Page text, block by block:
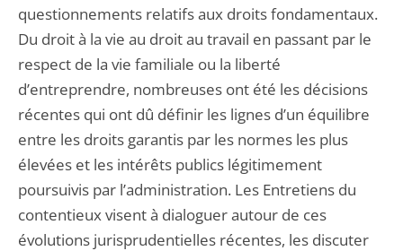
questionnements relatifs aux droits fondamentaux.
Du droit à la vie au droit au travail en passant par le
respect de la vie familiale ou la liberté
d’entreprendre, nombreuses ont été les décisions
récentes qui ont dû définir les lignes d’un équilibre
entre les droits garantis par les normes les plus
élevées et les intérêts publics légitimement
poursuivis par l’administration. Les Entretiens du
contentieux visent à dialoguer autour de ces
évolutions jurisprudentielles récentes, les discuter